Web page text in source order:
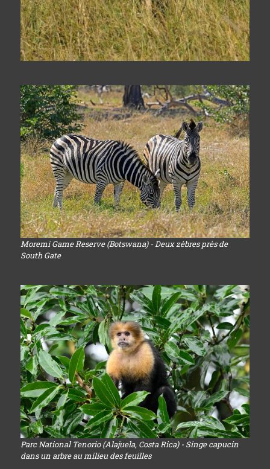
Moremi Game Reserve (Botswana) - Deux zèbres près de
South Gate
Parc National Tenorio (Alajuela, Costa Rica) - Singe capucin
dans un arbre au milieu des feuilles